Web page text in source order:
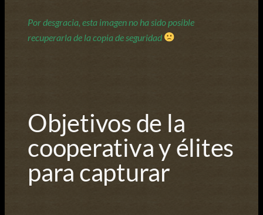
Por desgracia, esta imagen no ha sido posible
recuperarla de la copia de seguridad
Objetivos de la
cooperativa y élites
para capturar